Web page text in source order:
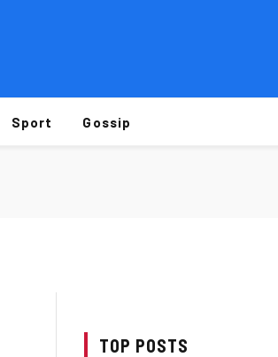
Sport Gossip
TOP POSTS